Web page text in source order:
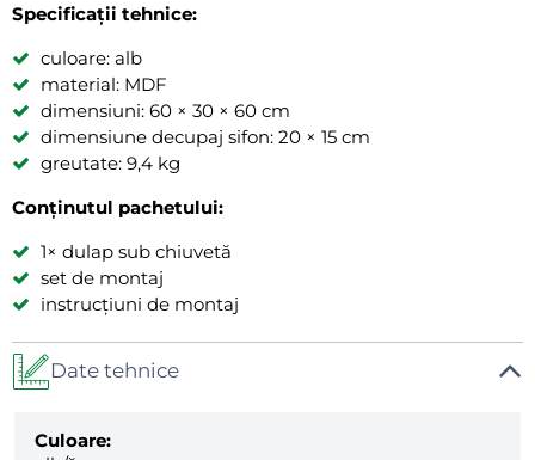
Specificații tehnice:
culoare: alb
material: MDF
dimensiuni: 60 × 30 × 60 cm
dimensiune decupaj sifon: 20 × 15 cm
greutate: 9,4 kg
Conținutul pachetului:
1× dulap sub chiuvetă
set de montaj
instrucțiuni de montaj
Date tehnice
Culoare: